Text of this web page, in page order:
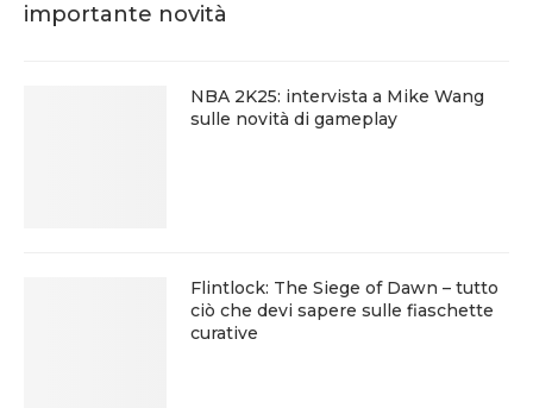
importante novità
NBA 2K25: intervista a Mike Wang
sulle novità di gameplay
Flintlock: The Siege of Dawn – tutto
ciò che devi sapere sulle fiaschette
curative